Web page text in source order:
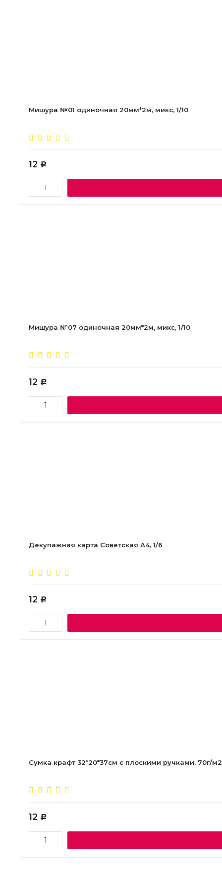
Мишура №01 одиночная 20мм*2м, микс, 1/10
12 Р
Мишура №07 одиночная 20мм*2м, микс, 1/10
12 Р
Декупажная карта Советская А4, 1/6
12 Р
Сумка крафт 32*20*37см с плоскими ручками, 70г/
12 Р